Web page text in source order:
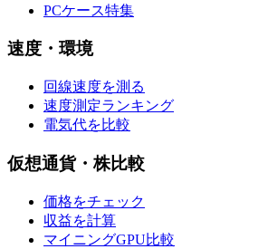
PCケース特集
速度・環境
回線速度を測る
速度測定ランキング
電気代を比較
仮想通貨・株比較
価格をチェック
収益を計算
マイニングGPU比較